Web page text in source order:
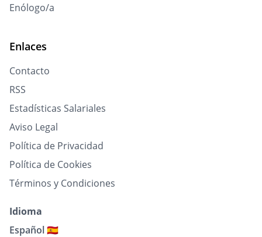
Enólogo/a
Enlaces
Contacto
RSS
Estadísticas Salariales
Aviso Legal
Política de Privacidad
Política de Cookies
Términos y Condiciones
Idioma
Español 🇪🇸